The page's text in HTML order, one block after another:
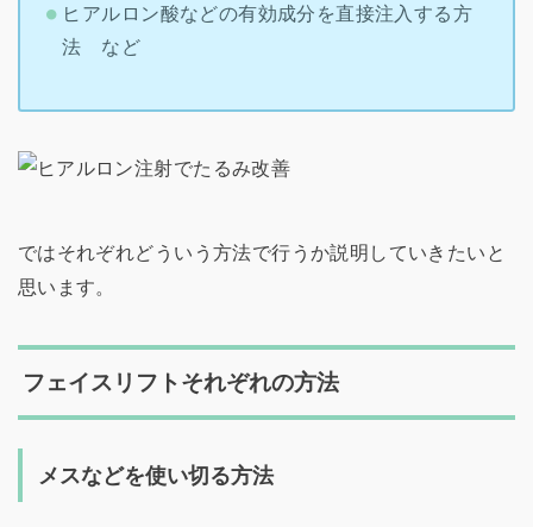
ヒアルロン酸などの有効成分を直接注入する方
法 など
ではそれぞれどういう方法で行うか説明していきたいと
思います。
フェイスリフトそれぞれの方法
メスなどを使い切る方法